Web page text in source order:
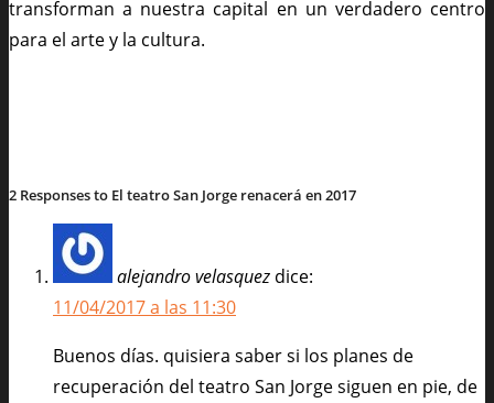
transforman a nuestra capital en un verdadero centro
para el arte y la cultura.
2 Responses to El teatro San Jorge renacerá en 2017
alejandro velasquez dice:
11/04/2017 a las 11:30
Buenos días. quisiera saber si los planes de
recuperación del teatro San Jorge siguen en pie, de